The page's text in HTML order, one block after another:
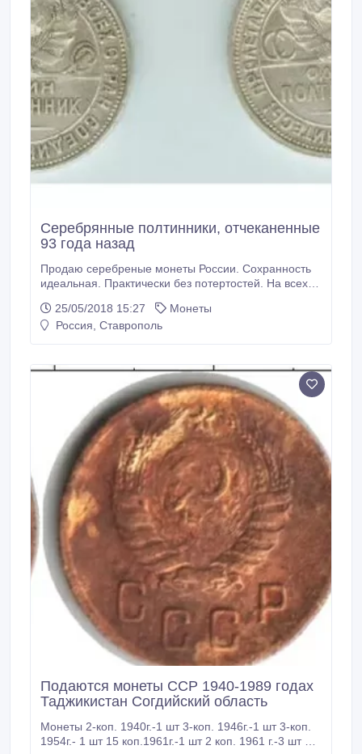
Серебрянные полтинники, отчеканенные
93 года назад
Продаю серебреные монеты России. Сохранность
идеальная. Практически без потертостей. На всех
серебряные полтинники. 4 монеты 1922 г. и 1
монета 1924 г. Продаю за все 7000 р. Пятигорск
25/05/2018 15:27
Монеты
Россия, Ставрополь
Подаются монеты ССР 1940-1989 годах
Таджикистан Согдийский область
Монеты 2-коп. 1940г.-1 шт 3-коп. 1946г.-1 шт 3-коп.
1954г.- 1 шт 15 коп.1961г.-1 шт 2 коп. 1961 г.-3 шт 15